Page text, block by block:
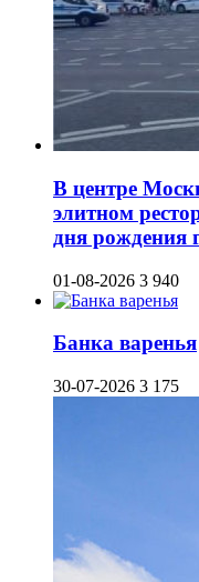
В центре
элитном
дня рождения
01-08-2026 3 940
Банка варенья
30-07-2026 3 175